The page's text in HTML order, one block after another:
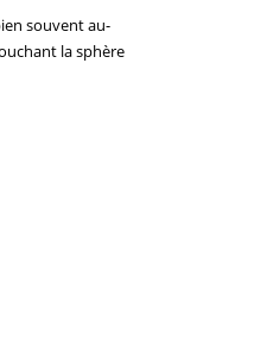
souvent au-
la sphère